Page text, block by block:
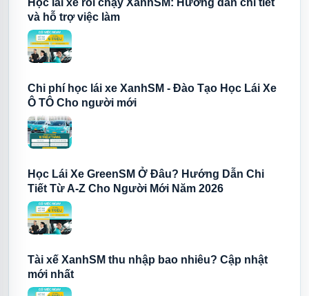
Học lái xe rồi chạy XanhSM: Hướng dẫn chi tiết
và hỗ trợ việc làm
Chi phí học lái xe XanhSM - Đào Tạo Học Lái Xe
Ô TÔ Cho người mới
Học Lái Xe GreenSM Ở Đâu? Hướng Dẫn Chi
Tiết Từ A-Z Cho Người Mới Năm 2026
Tài xế XanhSM thu nhập bao nhiêu? Cập nhật
mới nhất